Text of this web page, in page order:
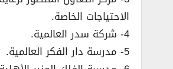
الاحتياجات الخاصة.
4- شركة سدر العالمية.
5- مدرسة دار الفكر العالمية.